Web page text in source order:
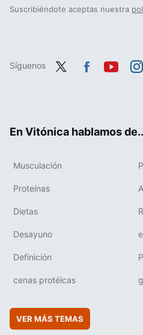
Suscribiéndote aceptas nuestra
Síguenos
En Vitónica hablamos
Musculación
Proteínas
Dietas
Desayuno
Definición
cenas protéicas
VER MÁS TEMAS